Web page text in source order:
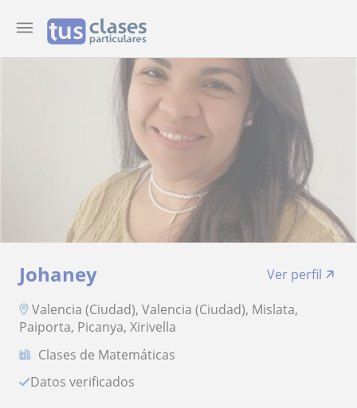
Johaney
Ver perfil
Valencia (Ciudad), Valencia (Ciudad), Mislata,
Paiporta, Picanya, Xirivella
Clases de Matemáticas
Datos verificados